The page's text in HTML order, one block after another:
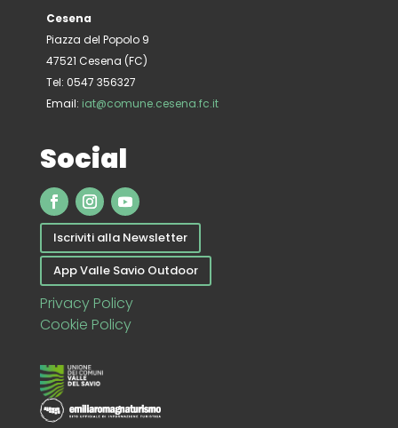
Cesena
Piazza del Popolo 9
47521 Cesena (FC)
Tel: 0547 356327
Email: iat@comune.cesena.fc.it
Social
Iscriviti alla Newsletter
App Valle Savio Outdoor
Privacy Policy
Cookie Policy